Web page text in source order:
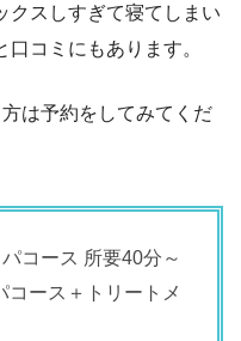
クスしすぎて寝てしまい
コミにもあります。
は予約をしてみてくだ
コース 所要40分～
コース＋トリートメ